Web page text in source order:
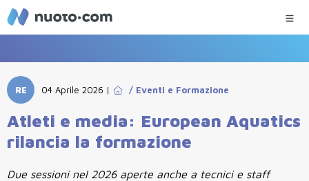
RE 04 Aprile 2026 | / Eventi e Formazione
Atleti e media: European Aquatics
rilancia la formazione
Due sessioni nel 2026 aperte anche a tecnici e staff